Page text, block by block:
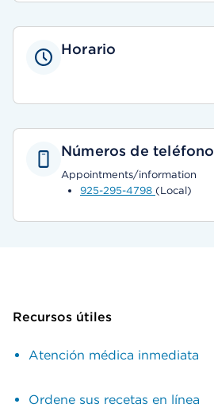
Horario
Números de teléfono
Appointments/information
925-295-4798 (Local)
Recursos útiles
Atención médica inmediata
Ordene sus recetas en línea